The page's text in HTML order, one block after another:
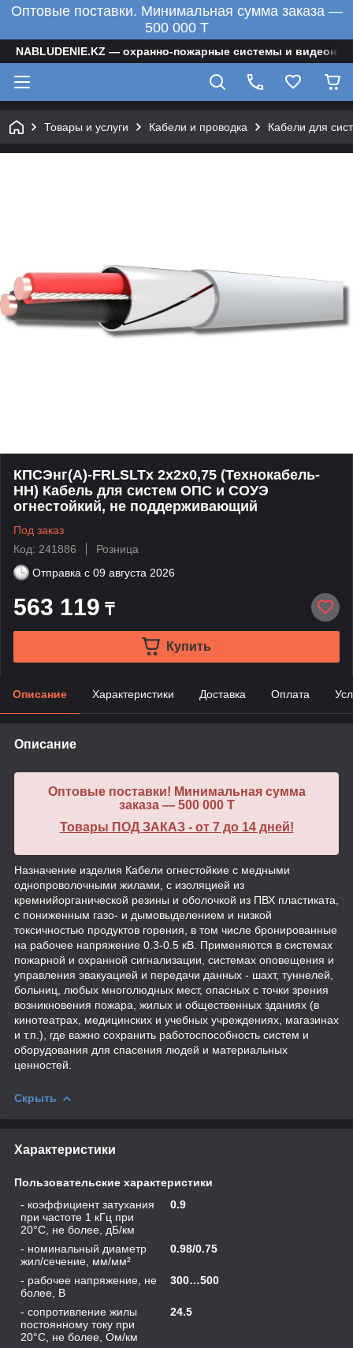
Оптовые поставки. Минимальная сумма заказа —
500 000 T
NABLUDENIE.KZ — охранно-пожарные системы и
Товары и услуги Кабели и проводка Кабели для
КПСЭнг(А)-FRLSLTx 2х2х0,75 (Технокабель-
НН) Кабель для систем ОПС и СОУЭ
огнестойкий, не поддерживающий
Под заказ
Код: 241886
Розница
Отправка с 09 августа 2026
563 119 ₸
Купить
Описание Характеристики Доставка Оплата
Описание
Оптовые поставки! Минимальная сумма
заказа — 500 000 T
Товары ПОД ЗАКАЗ - от 7 до 14 дней!
Назначение изделия Кабели огнестойкие с медными
однопроволочными жилами, с изоляцией из
кремнийорганической резины и оболочкой из ПВХ пластиката,
с пониженным газо- и дымовыделением и низкой
токсичностью продуктов горения, в том числе бронированные
на рабочее напряжение 0.3-0.5 кВ. Применяются в системах
пожарной и охранной сигнализации, системах оповещения и
управления эвакуацией и передачи данных - шахт, туннелей,
больниц, любых многолюдных мест, опасных с точки зрения
возникновения пожара, жилых и общественных зданиях (в
кинотеатрах, медицинских и учебных учреждениях, магазинах
и т.п.), где важно сохранить работоспособность систем и
оборудования для спасения людей и материальных
ценностей.
Скрыть
Характеристики
Пользовательские характеристики
- коэффициент затухания
при частоте 1 кГц при
20°С, не более, дБ/км
0.9
- номинальный диаметр
жил/сечение, мм/мм²
0.98/0.75
- рабочее напряжение, не
более, В
300…500
- сопротивление жилы
постоянному току при
20°С, не более, Ом/км
24.5